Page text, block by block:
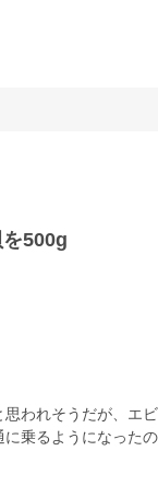
500g
われそうだが、エビ
乗るようになった